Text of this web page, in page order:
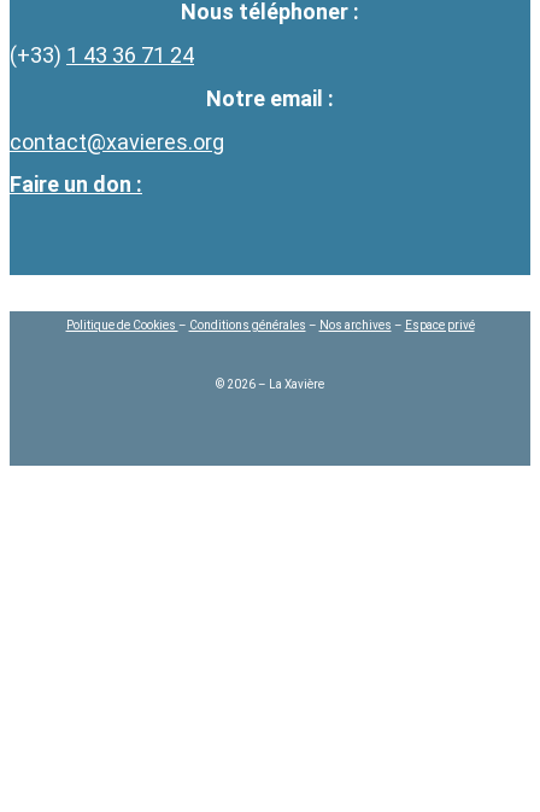
Nous téléphoner :
(+33) 1 43 36 71 24
Notre email :
contact@xavieres.org
Faire un don :
Politique de Cookies – Conditions générales – Nos archives – Espace privé
© 2026 – La Xavière